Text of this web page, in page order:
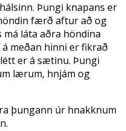
Þungi knapans er
færð aftur að og
láta aðra höndina
meðan hinni er fikrað
er á sætinu. Þungi
lærum, hnjám og
þungann úr hnakknum